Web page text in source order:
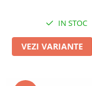
IN STOC
VEZI VARIANTE